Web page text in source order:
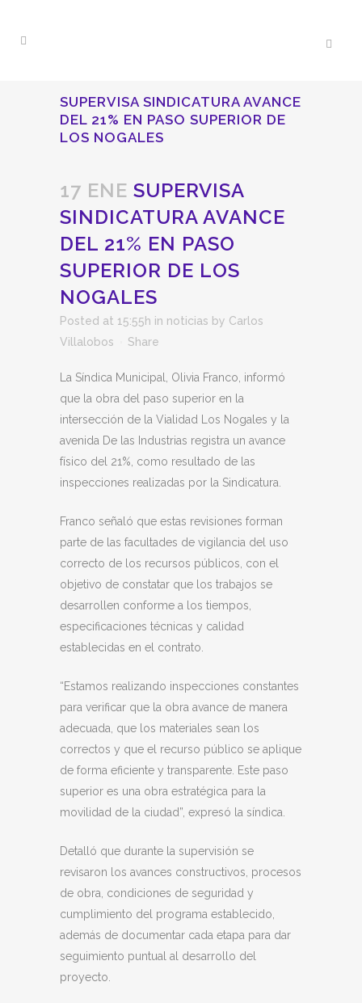
SUPERVISA SINDICATURA AVANCE
DEL 21% EN PASO SUPERIOR DE
LOS NOGALES
17 ENE SUPERVISA
SINDICATURA AVANCE
DEL 21% EN PASO
SUPERIOR DE LOS
NOGALES
Posted at 15:55h in noticias by Carlos
Villalobos
Share
La Síndica Municipal, Olivia Franco, informó
que la obra del paso superior en la
intersección de la Vialidad Los Nogales y la
avenida De las Industrias registra un avance
físico del 21%, como resultado de las
inspecciones realizadas por la Sindicatura.
Franco señaló que estas revisiones forman
parte de las facultades de vigilancia del uso
correcto de los recursos públicos, con el
objetivo de constatar que los trabajos se
desarrollen conforme a los tiempos,
especificaciones técnicas y calidad
establecidas en el contrato.
“Estamos realizando inspecciones constantes
para verificar que la obra avance de manera
adecuada, que los materiales sean los
correctos y que el recurso público se aplique
de forma eficiente y transparente. Este paso
superior es una obra estratégica para la
movilidad de la ciudad”, expresó la síndica.
Detalló que durante la supervisión se
revisaron los avances constructivos, procesos
de obra, condiciones de seguridad y
cumplimiento del programa establecido,
además de documentar cada etapa para dar
seguimiento puntual al desarrollo del
proyecto.